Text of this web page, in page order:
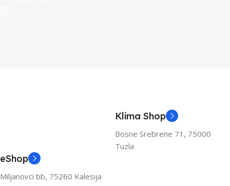
Klima Shop
Bosne Srebrene 71, 75000
Tuzla
eShop
Miljanovci bb, 75260 Kalesija